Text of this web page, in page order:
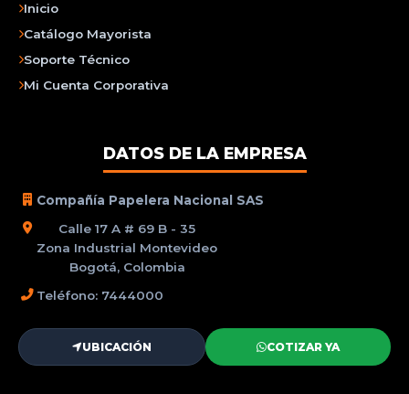
Inicio
Catálogo Mayorista
Soporte Técnico
Mi Cuenta Corporativa
DATOS DE LA EMPRESA
Compañía Papelera Nacional SAS
Calle 17 A # 69 B - 35
Zona Industrial Montevideo
Bogotá, Colombia
Teléfono: 7444000
UBICACIÓN COTIZAR YA